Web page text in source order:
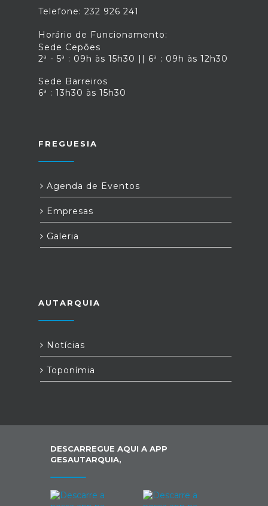
Telefone: 232 926 241
Horário de Funcionamento:
Sede Cepões
2ª - 5ª : 09h às 15h30 || 6ª : 09h às 12h30
Sede Barreiros
6ª : 13h30 às 15h30
FREGUESIA
Agenda de Eventos
Empresas
Galeria
AUTARQUIA
Notícias
Toponímia
DESCARREGUE AQUI A APP
GESAUTARQUIA,